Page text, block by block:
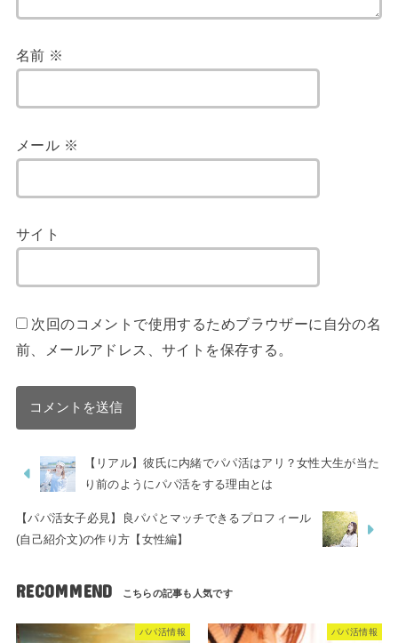
名前 ※
メール ※
サイト
次回のコメントで使用するためブラウザーに自分の名
前、メールアドレス、サイトを保存する。
【リアル】彼氏に内緒でパパ活はアリ？女性大生が当た
り前のようにパパ活をする理由とは
【パパ活女子必見】良パパとマッチできるプロフィール
(自己紹介文)の作り方【女性編】
RECOMMEND
パパ活情報 パパ活情報